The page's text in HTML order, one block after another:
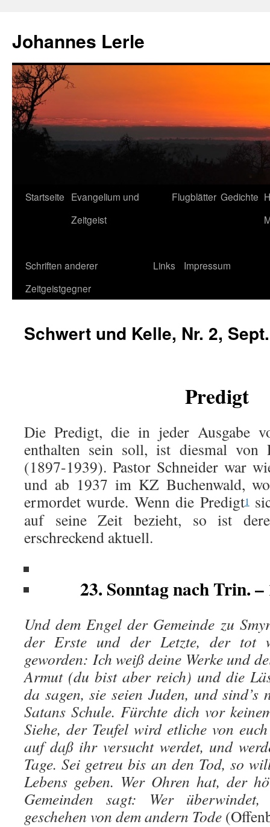
springen
Johannes Lerle
Startseite Evangelium und
Zeitgeist
Flugblätter Gedichte
Schriften anderer
Zeitgeistgegner
Links Impressum
Schwert und Kelle, Nr. 2,
Predigt
Die Predigt, die in jeder Ausgabe
enthalten sein soll, ist diesmal von
(1897-1939). Pastor Schneider war
und ab 1937 im KZ Buchenwald,
ermordet wurde. Wenn die Predigt1
auf seine Zeit bezieht, so ist
erschreckend aktuell.
23. Sonntag nach Trin. –
Und dem Engel der Gemeinde zu
der Erste und der Letzte, der tot
geworden: Ich weiß deine Werke und
Armut (du bist aber reich) und die
da sagen, sie seien Juden, und sind’s
Satans Schule. Fürchte dich vor
Siehe, der Teufel wird etliche von
auf daß ihr versucht werdet, und
Tage. Sei getreu bis an den Tod, so
Lebens geben. Wer Ohren hat, der
Gemeinden sagt: Wer
geschehen von dem andern Tode